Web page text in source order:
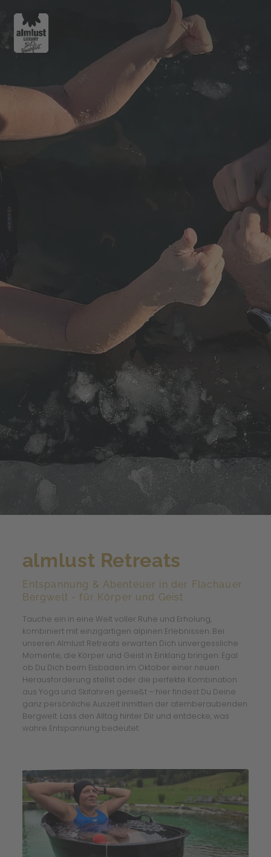
almlust Retreats
Entspannung & Abenteuer in der Flachauer
Bergwelt - für Körper und Geist
Tauche ein in eine Welt voller Ruhe und Erholung,
kombiniert mit einzigartigen alpinen Erlebnissen. Bei
unseren Almlust Retreats erwarten Dich unvergessliche
Momente, die Körper und Geist in Einklang bringen. Egal
ob Du Dich beim Eisbaden im Oktober einer neuen
Herausforderung stellst oder die perfekte Kombination
aus Yoga und Skifahren genießt – hier findest Du Deine
ganz persönliche Auszeit inmitten der atemberaubenden
Bergwelt. Lass den Alltag hinter Dir und entdecke, was
wahre Entspannung bedeutet.